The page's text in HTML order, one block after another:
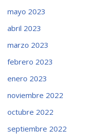
mayo 2023
abril 2023
marzo 2023
febrero 2023
enero 2023
noviembre 2022
octubre 2022
septiembre 2022